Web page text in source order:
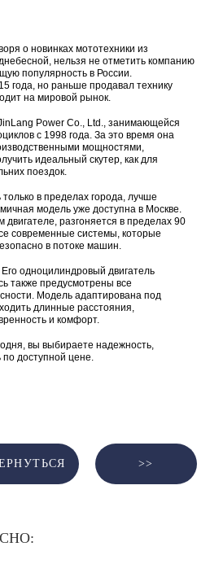
о новинках мототехники из
нельзя не отметить компанию
популярность в России.
года, но раньше продавал технику
на мировой рынок.
Power Co., Ltd., занимающейся
с 1998 года. За это время она
мощностями,
идеальный скутер, как для
поездок.
в пределах города, лучше
модель уже доступна в Москве.
разгоняется в пределах 90
современные системы, которые
в потоке машин.
одноцилиндровый двигатель
также предусмотрены все
Модель адаптирована под
длинные расстояния,
и комфорт.
вы выбираете надежность,
по доступной цене.